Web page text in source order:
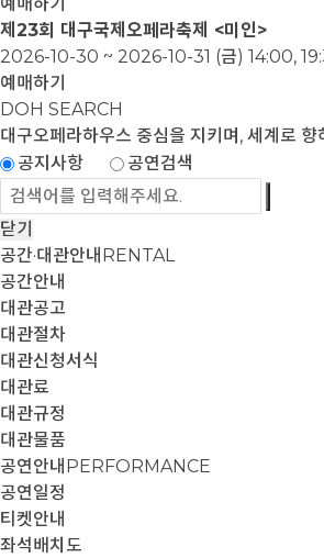
제23회 대구국제오페라축제 <미인>
2026-10-30 ~ 2026-10-31 (금) 14:00,
예매하기
DOH SEARCH
대구오페라하우스 중심을 지키며, 세계로 향
공지사항
공연검색
닫기
공간·대관안내 RENTAL
공간안내
대관공고
대관절차
대관신청서식
대관료
대관규정
대관물품
공연안내 PERFORMANCE
공연일정
티켓안내
좌석배치도